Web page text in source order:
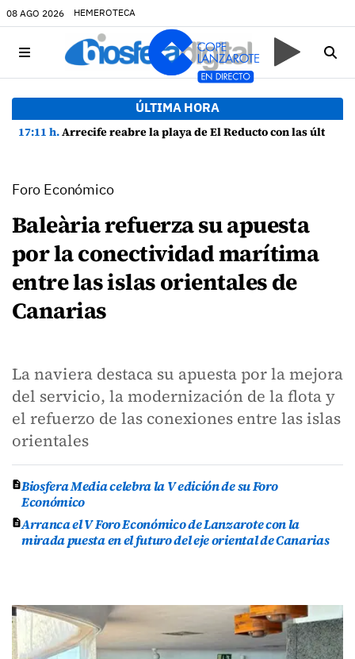
08 AGO 2026 HEMEROTECA
ÚLTIMA HORA
17:11 h.Arrecife reabre la playa de El Reducto con las últimas analíticas mostrando "una buena calidad de las aguas para el baño"
Foro Económico
Baleària refuerza su apuesta
por la conectividad marítima
entre las islas orientales de
Canarias
La naviera destaca su apuesta por la mejora
del servicio, la modernización de la flota y
el refuerzo de las conexiones entre las islas
orientales
Biosfera Media celebra la V edición de su Foro
Económico
Arranca el V Foro Económico de Lanzarote con la
mirada puesta en el futuro del eje oriental de Canarias